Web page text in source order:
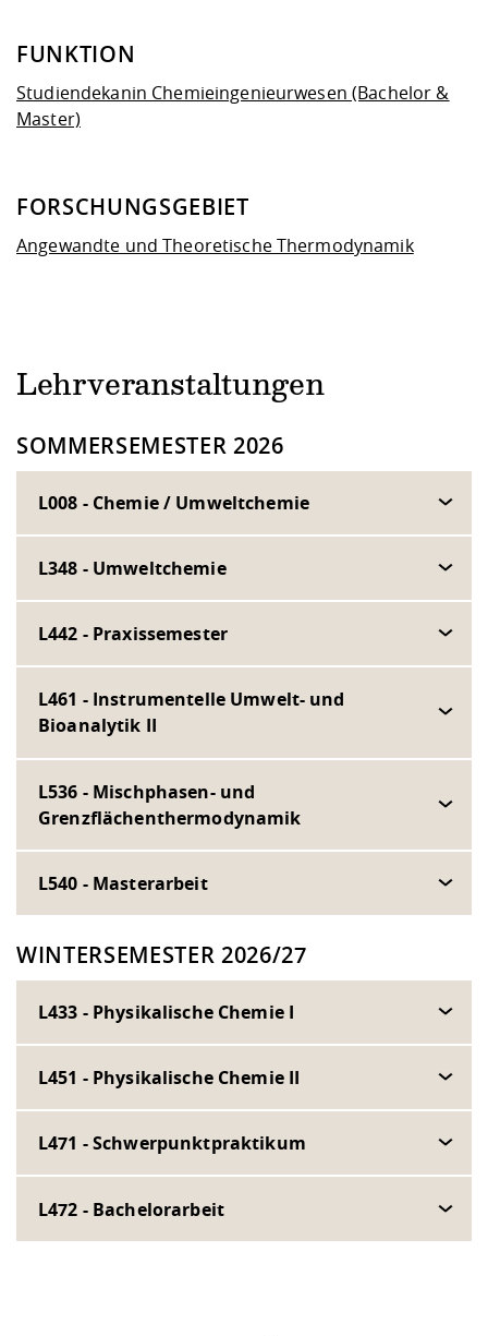
FUNKTION
Studiendekanin Chemieingenieurwesen (Bachelor &
Master)
FORSCHUNGSGEBIET
Angewandte und Theoretische Thermodynamik
Lehrveranstaltungen
SOMMERSEMESTER 2026
L008 - Chemie / Umweltchemie
L348 - Umweltchemie
L442 - Praxissemester
L461 - Instrumentelle Umwelt- und
Bioanalytik II
L536 - Mischphasen- und
Grenzflächenthermodynamik
L540 - Masterarbeit
WINTERSEMESTER 2026/27
L433 - Physikalische Chemie I
L451 - Physikalische Chemie II
L471 - Schwerpunktpraktikum
L472 - Bachelorarbeit